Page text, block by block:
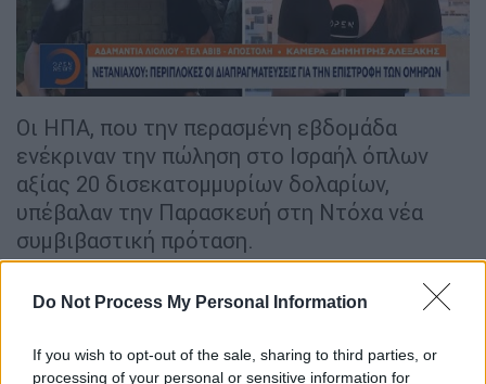
Do Not Process My Personal Information
If you wish to opt-out of the sale, sharing to third parties, or
processing of your personal or sensitive information for
Οι ΗΠΑ, που την περασμένη εβδομάδα
ενέκριναν την πώληση στο Ισραήλ όπλων
αξίας 20 δισεκατομμυρίων δολαρίων,
υπέβαλαν την Παρασκευή στη Ντόχα νέα
συμβιβαστική πρόταση.
Διαφωνία για τη διατήρηση
ισραηλινών στρατευμάτων στη Γάζα
«Υπάρχουν πράγματα για τα οποία μπορούμε